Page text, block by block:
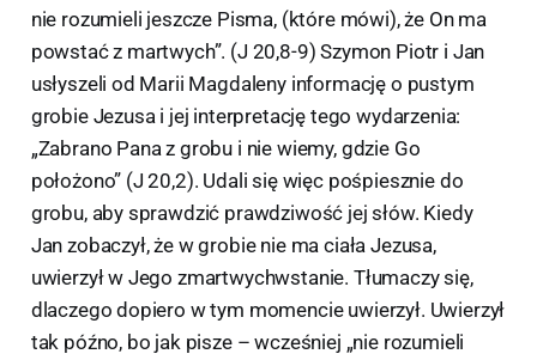
nie rozumieli jeszcze Pisma, (które mówi), że On ma
powstać z martwych”. (J 20,8-9) Szymon Piotr i Jan
usłyszeli od Marii Magdaleny informację o pustym
grobie Jezusa i jej interpretację tego wydarzenia:
„Zabrano Pana z grobu i nie wiemy, gdzie Go
położono” (J 20,2). Udali się więc pośpiesznie do
grobu, aby sprawdzić prawdziwość jej słów. Kiedy
Jan zobaczył, że w grobie nie ma ciała Jezusa,
uwierzył w Jego zmartwychwstanie. Tłumaczy się,
dlaczego dopiero w tym momencie uwierzył. Uwierzył
tak późno, bo jak pisze – wcześniej „nie rozumieli